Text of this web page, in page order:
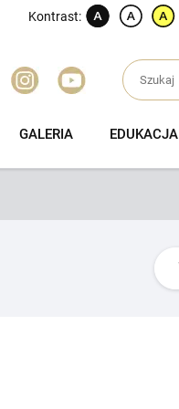
Kontrast:
GALERIA EDUKACJA